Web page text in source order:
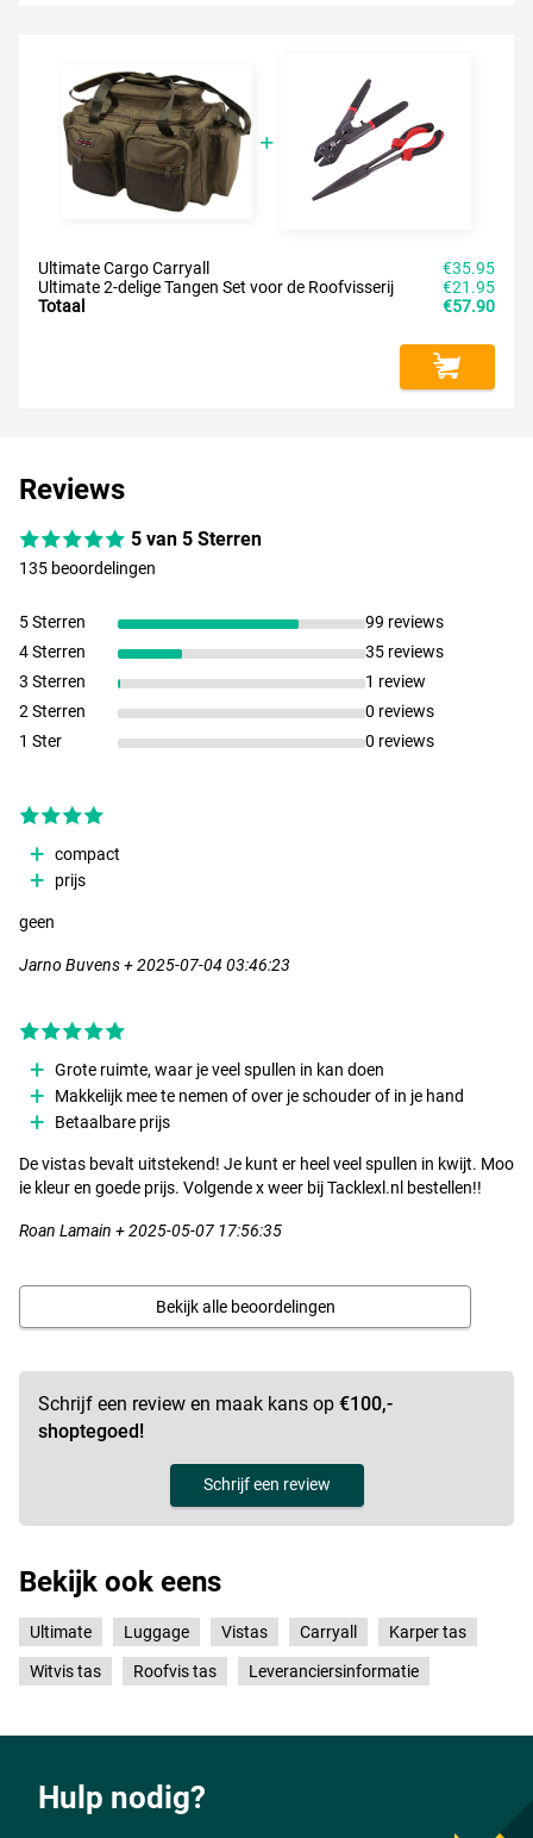
Ultimate Cargo Carryall
€35.95
Ultimate 2-delige Tangen Set voor de Roofvisserij
€21.95
Totaal
€57.90
Reviews
5 van 5 Sterren
135 beoordelingen
5 Sterren
99 reviews
4 Sterren
35 reviews
3 Sterren
1 review
2 Sterren
0 reviews
1 Ster
0 reviews
compact
prijs
geen
Jarno Buvens + 2025-07-04 03:46:23
Grote ruimte, waar je veel spullen in kan doen
Makkelijk mee te nemen of over je schouder of in je hand
Betaalbare prijs
De vistas bevalt uitstekend! Je kunt er heel veel spullen in kwijt. Moo
ie kleur en goede prijs. Volgende x weer bij Tacklexl.nl bestellen!!
Roan Lamain + 2025-05-07 17:56:35
Bekijk alle beoordelingen
Schrijf een review en maak kans op €100,-
shoptegoed!
Schrijf een review
Bekijk ook eens
Ultimate Luggage Vistas Carryall Karper tas
Witvis tas Roofvis tas Leveranciersinformatie
Hulp nodig?